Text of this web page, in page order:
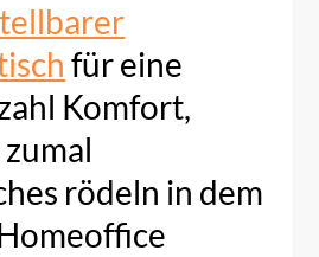
für eine
Komfort,
rödeln in dem